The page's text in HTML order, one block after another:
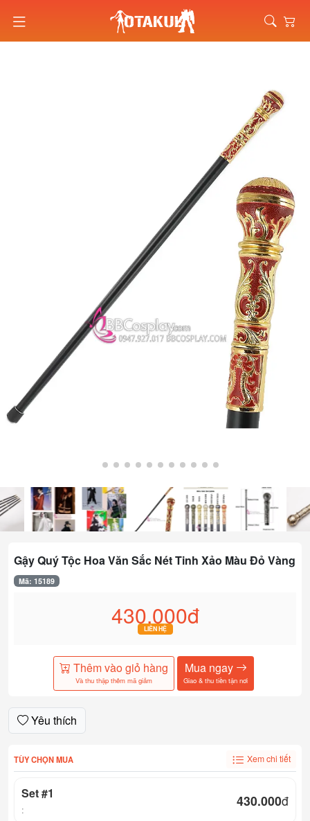
Gậy Quý Tộc Hoa Văn Sắc Nét Tinh Xảo Màu Đỏ Vàng
Mã: 15189
430.000đ
LIÊN HỆ
Thêm vào giỏ hàng
Và thu thập thêm mã giảm
Mua ngay
Giao & thu tiền tận nơi
Yêu thích
TÙY CHỌN MUA Xem chi tiết
Set #1
:
430.000đ